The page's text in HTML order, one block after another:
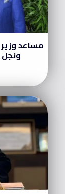
مساعد وزير
ونجل